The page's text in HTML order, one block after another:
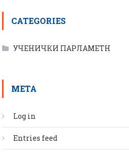
CATEGORIES
УЧЕНИЧКИ ПАРЛАМЕТН
META
Log in
Entries feed